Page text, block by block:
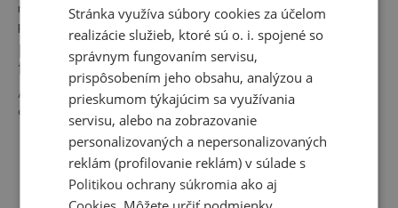
radi beháte, ponúkame vám oblečenie vybavené reflexnými
prvkami.
Pánske športové oblečenie na leto -
tričká a šortky New Balance
Ak máte záujem o pánske oblečenie na letné dni, v našom
obchode nájdete kompletný úbor. V ponuke máme:
Tričká rôznych strihov a fariebvrátane klasických
tričiek alebo polokošieľ - pre tých, ktorí intenzívne cvičia,
odporúčame tričká s tkaninou NB-DRY, ktorá účinne
odvádza vlhkosť a udržuje pokožku suchú aj počas
Stránka využíva súbory cookies za účelom
realizácie služieb, ktoré sú o. i. spojené so
správnym fungovaním servisu,
prispôsobením jeho obsahu, analýzou a
prieskumom týkajúcim sa využívania
servisu, alebo na zobrazovanie
personalizovaných a nepersonalizovaných
reklám (profilovanie reklám) v súlade s
Politikou ochrany súkromia ako aj